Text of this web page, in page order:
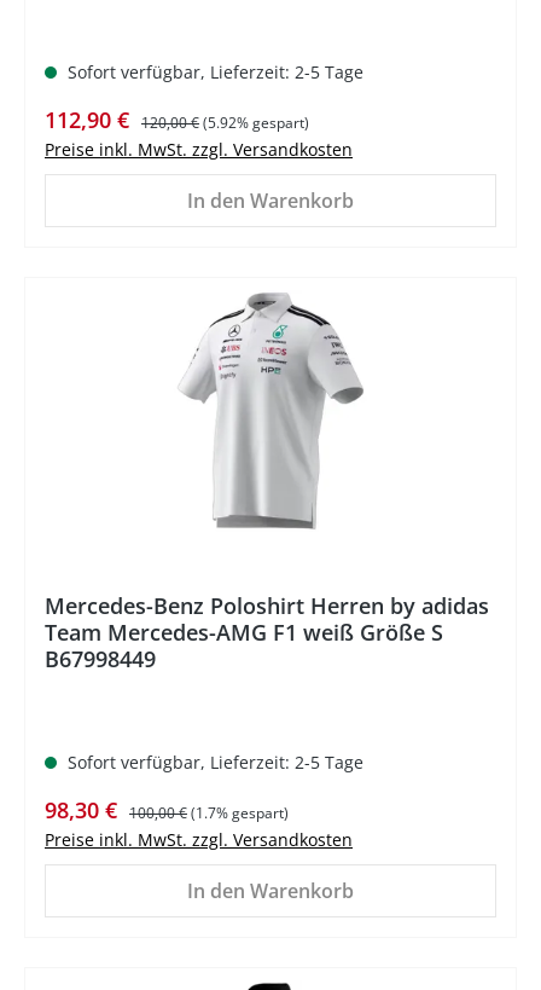
Sofort verfügbar, Lieferzeit: 2-5 Tage
Verkaufspreis:
112,90 € Regulärer Preis:
120,00 €(5.92% gespart)
Preise inkl. MwSt. zzgl. Versandkosten
In den Warenkorb
Mercedes-Benz Poloshirt Herren by adidas
Team Mercedes-AMG F1 weiß Größe S
B67998449
Sofort verfügbar, Lieferzeit: 2-5 Tage
Verkaufspreis:
98,30 € Regulärer Preis:
100,00 €(1.7% gespart)
Preise inkl. MwSt. zzgl. Versandkosten
In den Warenkorb